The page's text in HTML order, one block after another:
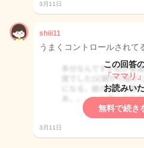
3月11日
shiii11
うまくコントロールされて
この回答
「ママリ
お読みい
無料で続き
3月11日